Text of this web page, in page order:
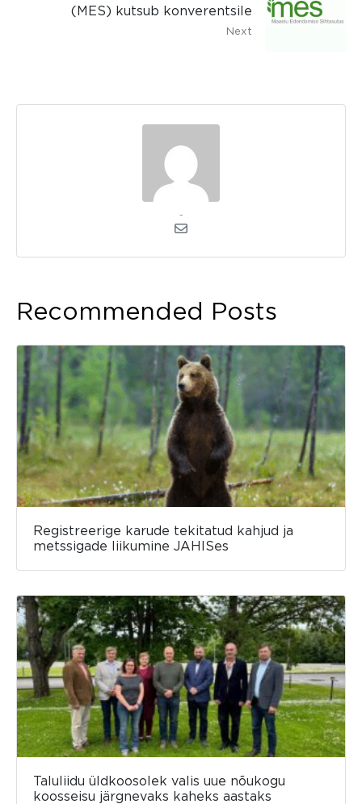
(MES) kutsub konverentsile
Next
Recommended Posts
Registreerige karude tekitatud kahjud ja
metssigade liikumine JAHISes
Taluliidu üldkoosolek valis uue nõukogu
koosseisu järgnevaks kaheks aastaks